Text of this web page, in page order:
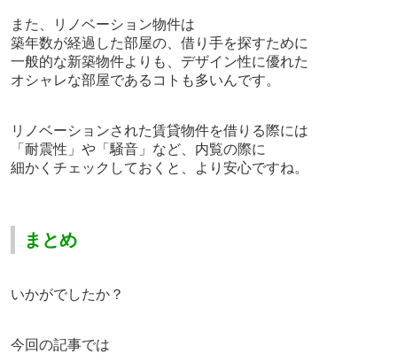
また、
リノベーション物件は
築年数が経過した部屋の、 借り手を探すために
一般的な新築物件よりも、 デザイン性に優れた
オシャレな部屋であるコトも多いんです。
リノベーションされた賃貸物件を借りる際には
「耐震性」や「騒音」など、内覧の際に
細かくチェックしておくと、より安心ですね。
まとめ
いかがでしたか？
今回の記事では